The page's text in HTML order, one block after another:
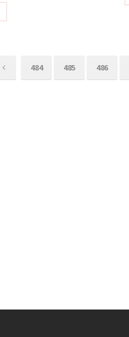
484 485 486